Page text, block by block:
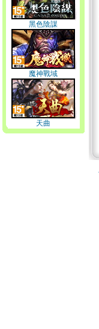
黑色陰謀
魔神戰域
天曲